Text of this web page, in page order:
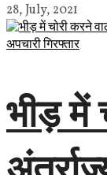
28, July, 2021
भीड़ में